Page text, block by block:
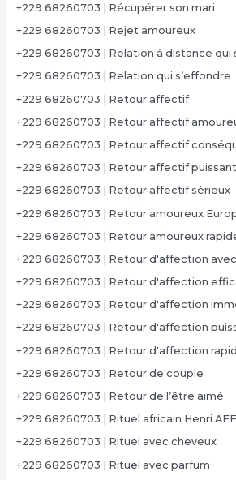
+229 68260703 | Récupérer son mari
+229 68260703 | Rejet amoureux
+229 68260703 | Relation à distance qui
+229 68260703 | Relation qui s’effondre
+229 68260703 | Retour affectif
+229 68260703 | Retour affectif
+229 68260703 | Retour affectif
+229 68260703 | Retour affectif puissant
+229 68260703 | Retour affectif sérieux
+229 68260703 | Retour amoureux
+229 68260703 | Retour amoureux
+229 68260703 | Retour d'affection
+229 68260703 | Retour d'affection
+229 68260703 | Retour d'affection
+229 68260703 | Retour d'affection
+229 68260703 | Retour d'affection
+229 68260703 | Retour de couple
+229 68260703 | Retour de l’être aimé
+229 68260703 | Rituel africain Henri
+229 68260703 | Rituel avec cheveux
+229 68260703 | Rituel avec parfum